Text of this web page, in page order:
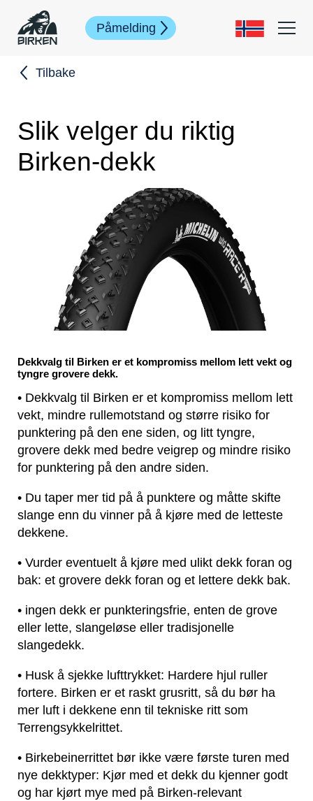
Påmelding
Tilbake
Slik velger du riktig
Birken-dekk
Dekkvalg til Birken er et kompromiss mellom lett vekt og
tyngre grovere dekk.
• Dekkvalg til Birken er et kompromiss mellom lett
vekt, mindre rullemotstand og større risiko for
punktering på den ene siden, og litt tyngre,
grovere dekk med bedre veigrep og mindre risiko
for punktering på den andre siden.
• Du taper mer tid på å punktere og måtte skifte
slange enn du vinner på å kjøre med de letteste
dekkene.
• Vurder eventuelt å kjøre med ulikt dekk foran og
bak: et grovere dekk foran og et lettere dekk bak.
• ingen dekk er punkteringsfrie, enten de grove
eller lette, slangeløse eller tradisjonelle
slangedekk.
• Husk å sjekke lufttrykket: Hardere hjul ruller
fortere. Birken er et raskt grusritt, så du bør ha
mer luft i dekkene enn til tekniske ritt som
Terrengsykkelrittet.
• Birkebeinerrittet bør ikke være første turen med
nye dekktyper: Kjør med et dekk du kjenner godt
og har kjørt mye med på Birken-relevant